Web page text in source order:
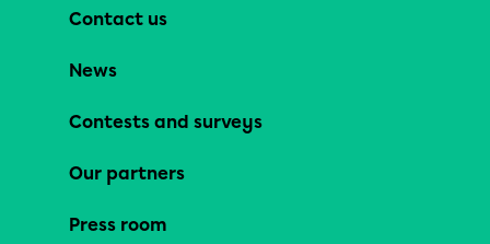
Contact us
News
Contests and surveys
Our partners
Press room